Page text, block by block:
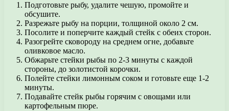
Подготовьте рыбу, удалите чешую, промойте и
обсушите.
Разрежьте рыбу на порции, толщиной около 2 см.
Посолите и поперчите каждый стейк с обеих сторон.
Разогрейте сковороду на среднем огне, добавьте
оливковое масло.
Обжарьте стейки рыбы по 2-3 минуты с каждой
стороны, до золотистой корочки.
Полейте стейки лимонным соком и готовьте еще 1-2
минуты.
Подавайте стейк рыбы горячим с овощами или
картофельным пюре.